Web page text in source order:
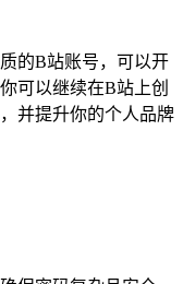
的B站账号，可以开
可以继续在B站上创
并提升你的个人品牌